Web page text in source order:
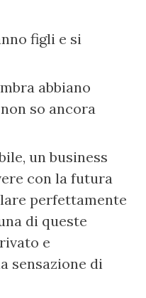
figli e si
abbiano
so ancora
un business
con la futura
perfettamente
di queste
e
sensazione di